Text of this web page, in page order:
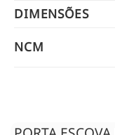
DIMENSÕES
NCM